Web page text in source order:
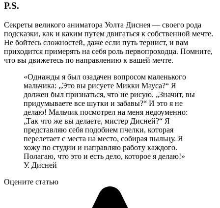
P.S.
Секреты великого аниматора Уолта Диснея — своего рода
подсказки, как и каким путем двигаться к собственной мечте.
Не бойтесь сложностей, даже если путь тернист, и вам
приходится примерять на себя роль первопроходца. Помните,
что вы движетесь по направлению к вашей мечте.
«Однажды я был озадачен вопросом маленького
мальчика: „Это вы рисуете Микки Мауса?“ Я
должен был признаться, что не рисую. „Значит, вы
придумываете все шутки и забавы?“ И это я не
делаю! Мальчик посмотрел на меня недоуменно:
„Так что же вы делаете, мистер Дисней?“ Я
представляю себя подобием пчелки, которая
перелетает с места на место, собирая пыльцу. Я
хожу по студии и направляю работу каждого.
Полагаю, что это и есть дело, которое я делаю!»
У. Дисней
Оцените статью